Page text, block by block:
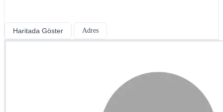
Haritada Göster Adres